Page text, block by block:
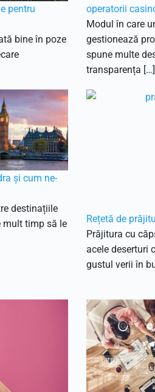
pentru
bine în poze
operatorii
Modul în care
gestionează
spune multe
transparența […]
și cum ne-
destinațiile
mult timp să le
Rețetă de
Prăjitura cu
acele deserturi
gustul verii în